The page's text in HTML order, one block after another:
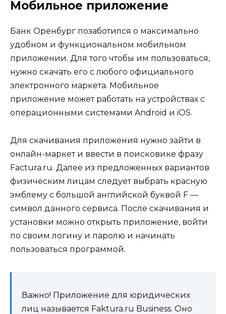
Мобильное приложение
Банк Оренбург позаботился о максимально
удобном и функциональном мобильном
приложении. Для того чтобы им пользоваться,
нужно скачать его с любого официального
электронного маркета. Мобильное
приложение может работать на устройствах с
операционными системами Android и iOS.
Для скачивания приложения нужно зайти в
онлайн-маркет и ввести в поисковике фразу
Factura.ru. Далее из предложенных вариантов
физическим лицам следует выбрать красную
эмблему с большой английской буквой F —
символ данного сервиса. После скачивания и
установки можно открыть приложение, войти
по своим логину и паролю и начинать
пользоваться программой.
Важно! Приложение для юридических
лиц называется Faktura.ru Business. Оно